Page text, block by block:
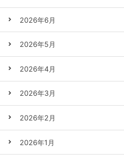
2026年6月
2026年5月
2026年4月
2026年3月
2026年2月
2026年1月